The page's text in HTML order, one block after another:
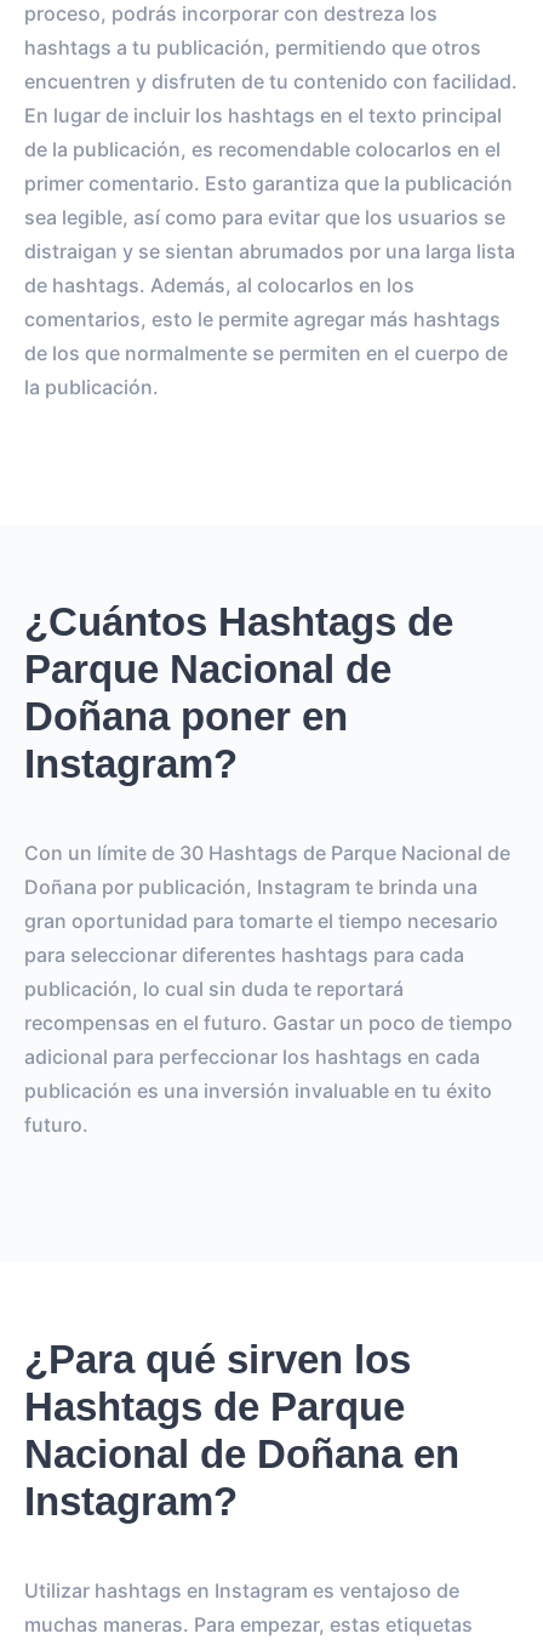
proceso, podrás incorporar con destreza los
hashtags a tu publicación, permitiendo que otros
encuentren y disfruten de tu contenido con facilidad.
En lugar de incluir los hashtags en el texto principal
de la publicación, es recomendable colocarlos en el
primer comentario. Esto garantiza que la publicación
sea legible, así como para evitar que los usuarios se
distraigan y se sientan abrumados por una larga lista
de hashtags. Además, al colocarlos en los
comentarios, esto le permite agregar más hashtags
de los que normalmente se permiten en el cuerpo de
la publicación.
¿Cuántos Hashtags de
Parque Nacional de
Doñana poner en
Instagram?
Con un límite de 30 Hashtags de Parque Nacional de
Doñana por publicación, Instagram te brinda una
gran oportunidad para tomarte el tiempo necesario
para seleccionar diferentes hashtags para cada
publicación, lo cual sin duda te reportará
recompensas en el futuro. Gastar un poco de tiempo
adicional para perfeccionar los hashtags en cada
publicación es una inversión invaluable en tu éxito
futuro.
¿Para qué sirven los
Hashtags de Parque
Nacional de Doñana en
Instagram?
Utilizar hashtags en Instagram es ventajoso de
muchas maneras. Para empezar, estas etiquetas